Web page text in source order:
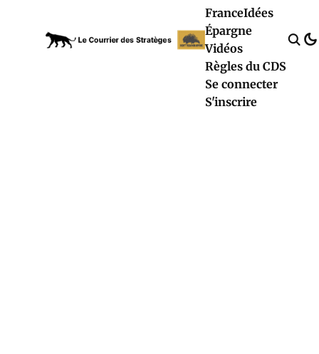
FranceIdées
Épargne
Vidéos
Règles du CDS
Se connecter
S'inscrire